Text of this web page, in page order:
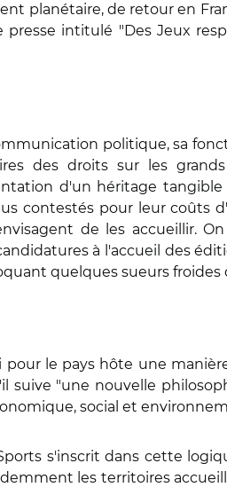
planétaire, de retour en
intitulé "Des Jeux
politique, sa
des droits sur les
d'un héritage
contestés pour leur coûts
de les accueillir.
à l'accueil des
quelques sueurs froides
le pays hôte une
suive "une nouvelle
social et
s'inscrit dans cette
les territoires